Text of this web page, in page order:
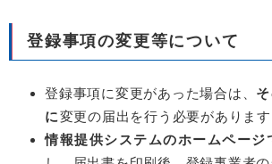
登録事項の変更等について
登録事項に変更があった場合は、
に変更の届出を行う必要があります
情報提供システムのホームページ